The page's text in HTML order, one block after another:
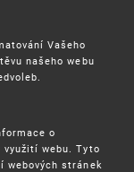
o topografiích
platnosti
v sekci
Vašeho
našeho webu
o
využití webu. Tyto
webových stránek